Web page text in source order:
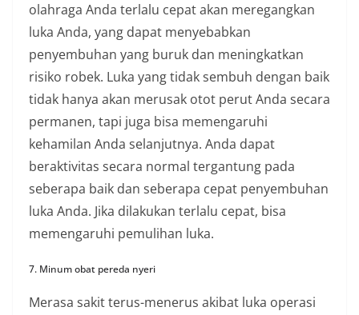
olahraga Anda terlalu cepat akan meregangkan
luka Anda, yang dapat menyebabkan
penyembuhan yang buruk dan meningkatkan
risiko robek. Luka yang tidak sembuh dengan baik
tidak hanya akan merusak otot perut Anda secara
permanen, tapi juga bisa memengaruhi
kehamilan Anda selanjutnya. Anda dapat
beraktivitas secara normal tergantung pada
seberapa baik dan seberapa cepat penyembuhan
luka Anda. Jika dilakukan terlalu cepat, bisa
memengaruhi pemulihan luka.
7. Minum obat pereda nyeri
Merasa sakit terus-menerus akibat luka operasi